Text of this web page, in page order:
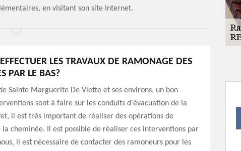
en visitant son site Internet.
LES TRAVAUX DE RAMONAGE DES
PAR LE BAS?
Sainte Marguerite De Viette et ses environs, un bon
sont à faire sur les conduits d'évacuation de la
il est très important de réaliser des opérations de
la cheminée. Il est possible de réaliser ces interventions par
il est nécessaire de contacter des ramoneurs pour les